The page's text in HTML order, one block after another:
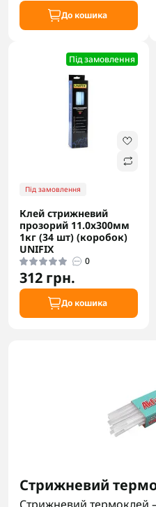
До кошика
Під замовлення
Під замовлення
Клей стрижневий
прозорий 11.0х300мм
1кг (34 шт) (коробок)
UNIFIX
0
312 грн.
До кошика
Стрижневий